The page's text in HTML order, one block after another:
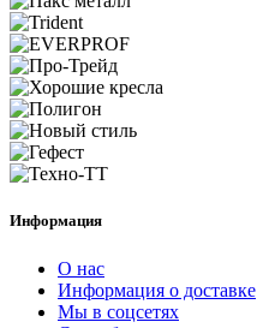
Информация
О нас
Информация о доставке
Мы в соцсетях